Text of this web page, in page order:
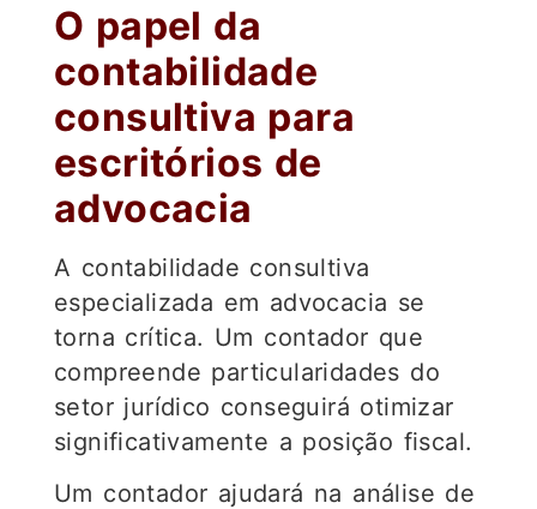
O papel da
contabilidade
consultiva para
escritórios de
advocacia
A contabilidade consultiva
especializada em advocacia se
torna crítica. Um contador que
compreende particularidades do
setor jurídico conseguirá otimizar
significativamente a posição fiscal.
Um contador ajudará na análise de